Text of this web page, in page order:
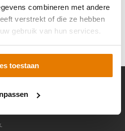
combineren met andere
verstrekt of die ze hebben
gebruik van hun services.
toestaan